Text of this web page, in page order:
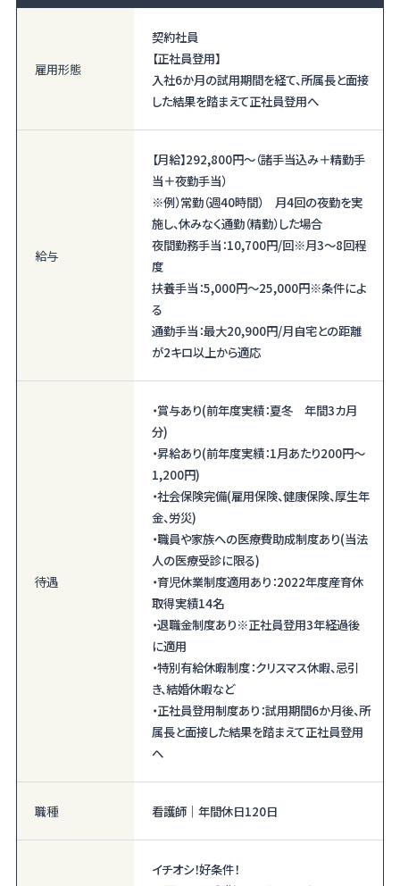
雇用形態
契約社員
【正社員登用】
入社6か月の試用期間を経て、所属長と面接
した結果を踏まえて正社員登用へ
給与
【月給】292,800円〜（諸手当込み＋精勤手
当＋夜勤手当）
※例）常勤（週40時間） 月4回の夜勤を実
施し、休みなく通勤（精勤）した場合
夜間勤務手当：10,700円/回※月3～8回程
度
扶養手当：5,000円～25,000円※条件によ
る
通勤手当：最大20,900円/月自宅との距離
が2キロ以上から適応
待遇
・賞与あり(前年度実績：夏冬 年間3カ月
分)
・昇給あり(前年度実績：1月あたり200円～
1,200円)
・社会保険完備(雇用保険、健康保険、厚生年
金、労災)
・職員や家族への医療費助成制度あり(当法
人の医療受診に限る)
・育児休業制度適用あり：2022年度産育休
取得実績14名
・退職金制度あり※正社員登用3年経過後
に適用
・特別有給休暇制度：クリスマス休暇、忌引
き、結婚休暇など
・正社員登用制度あり：試用期間6か月後、所
属長と面接した結果を踏まえて正社員登用
へ
職種 看護師｜年間休日120日
イチオシ！好条件！